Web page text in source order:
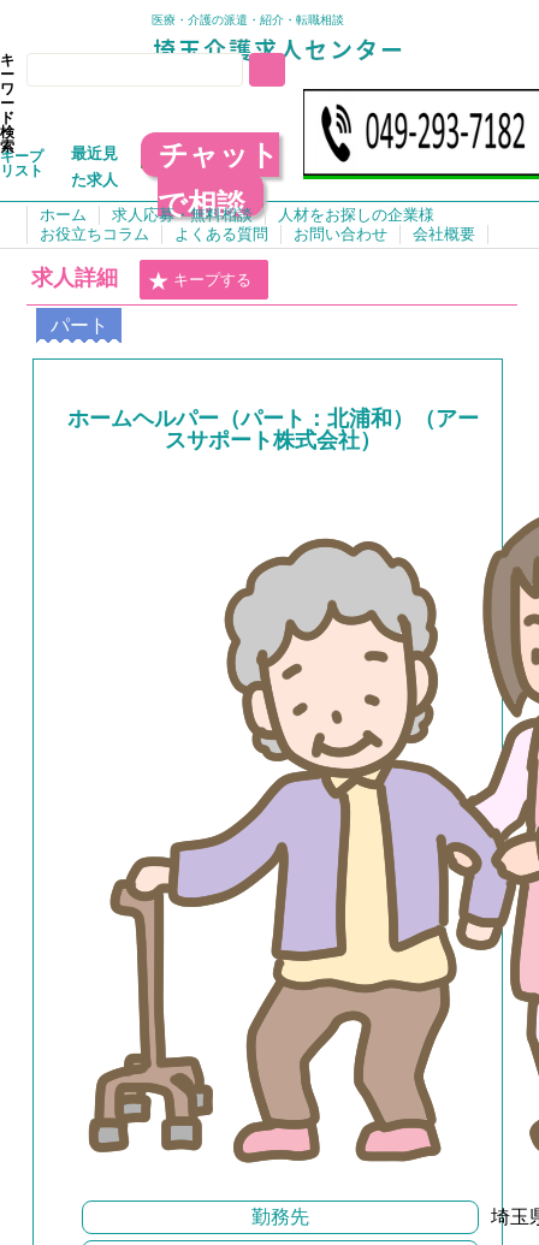
医療・介護の派遣・紹介・転職相談
キ
ー
ワ
ー
ド
検
索
キープ
リスト
最近見
た求人
チャット
で相談
ホーム 求人応募・無料相談
人材をお探しの企業様
お役立ちコラム
よくある質問 お問い合わせ 会社概要
求人詳細 キープする
パート
ホームヘルパー（パート：北浦和）（アー
スサポート株式会社）
勤務先
埼玉